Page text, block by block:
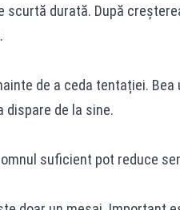
durată. După
de a ceda tentației. Bea
dispare de la sine.
suficient pot reduce